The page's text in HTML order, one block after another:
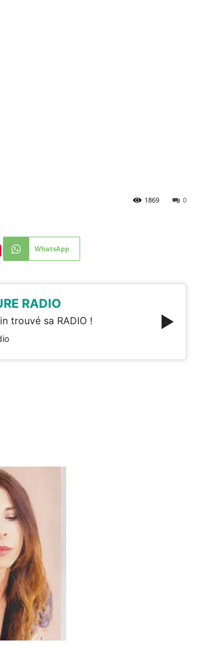
0
1869
WhatsApp
RADIO
trouvé sa RADIO !